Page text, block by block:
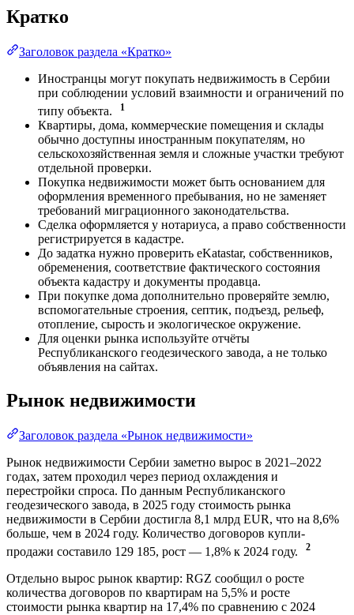
Кратко
Заголовок раздела «Кратко»
Иностранцы могут покупать недвижимость в Сербии
при соблюдении условий взаимности и ограничений по
типу объекта.
1
Квартиры, дома, коммерческие помещения и склады
обычно доступны иностранным покупателям, но
сельскохозяйственная земля и сложные участки требуют
отдельной проверки.
Покупка недвижимости может быть основанием для
оформления временного пребывания, но не заменяет
требований миграционного законодательства.
Сделка оформляется у нотариуса, а право собственности
регистрируется в кадастре.
До задатка нужно проверить eKatastar, собственников,
обременения, соответствие фактического состояния
объекта кадастру и документы продавца.
При покупке дома дополнительно проверяйте землю,
вспомогательные строения, септик, подъезд, рельеф,
отопление, сырость и экологическое окружение.
Для оценки рынка используйте отчёты
Республиканского геодезического завода, а не только
объявления на сайтах.
Рынок недвижимости
Заголовок раздела «Рынок недвижимости»
Рынок недвижимости Сербии заметно вырос в 2021–2022
годах, затем проходил через период охлаждения и
перестройки спроса. По данным Республиканского
геодезического завода, в 2025 году стоимость рынка
недвижимости в Сербии достигла 8,1 млрд EUR, что на 8,6%
больше, чем в 2024 году. Количество договоров купли-
продажи составило 129 185, рост — 1,8% к 2024 году.
2
Отдельно вырос рынок квартир: RGZ сообщил о росте
количества договоров по квартирам на 5,5% и росте
стоимости рынка квартир на 17,4% по сравнению с 2024